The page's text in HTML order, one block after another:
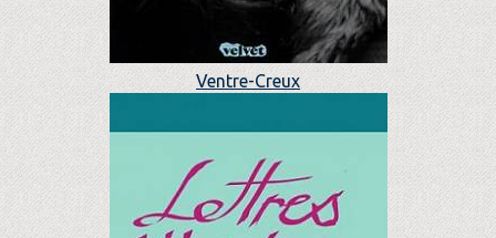
Ventre-Creux